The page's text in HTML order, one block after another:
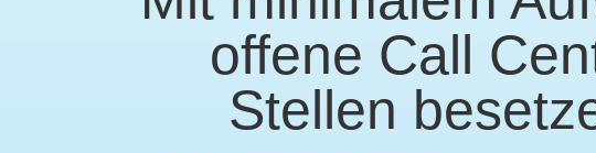
offene Call
Stellen